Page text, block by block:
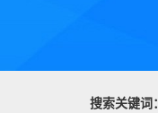
搜索关键词：